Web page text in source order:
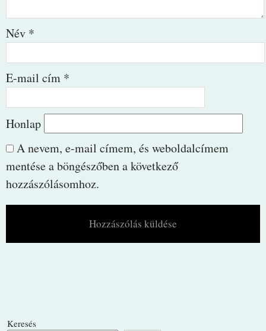
Név *
E-mail cím *
Honlap
A nevem, e-mail címem, és weboldalcímem
mentése a böngészőben a következő
hozzászólásomhoz.
Keresés